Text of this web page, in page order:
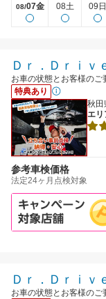
08/07金 08土 09日
Ｄｒ．Ｄｒｉｖ
お車の状態とお客様の
特典あり
秋田
エリ
参考車検価格
法定24ヶ月点検対象
Ｄｒ．Ｄｒｉｖ
お車の状態とお客様の